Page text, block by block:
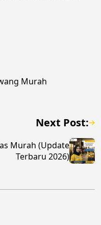
Murah
Next Post:
Murah (Update
Terbaru 2026)